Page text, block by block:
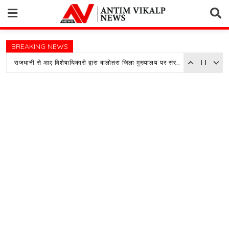
content
BREAKING NEWS
राजधानी से आए विशेषाधिकारी द्वारा बालोतरा जिला मुख्यालय पर सरकारी अस्पताल का किया औचक निरीक्षण